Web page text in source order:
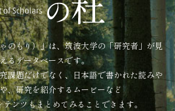
のもり）」は、筑波大学の「研究者」が見
えるデータベースです。
課題だけでなく、日本語で書かれた読みや
、研究を紹介するムービーなど
ンツもまとめてみることできます。